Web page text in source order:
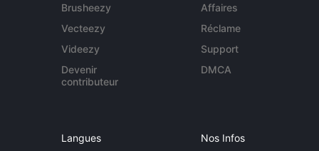
Brusheezy
Vecteezy
Videezy
Devenir
contributeur
Affaires
Réclame
Support
DMCA
Langues Nos Infos